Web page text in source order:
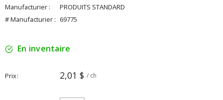
Manufacturier :
PRODUITS STANDARD
# Manufacturier : 69775
En inventaire
Prix 2,01 $ / ch